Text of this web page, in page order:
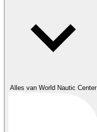
Alles van World Nautic Center